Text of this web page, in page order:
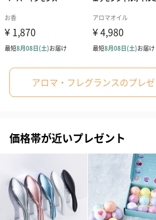
アロマ・フレグランスのプレ
価格帯が近いプレゼント